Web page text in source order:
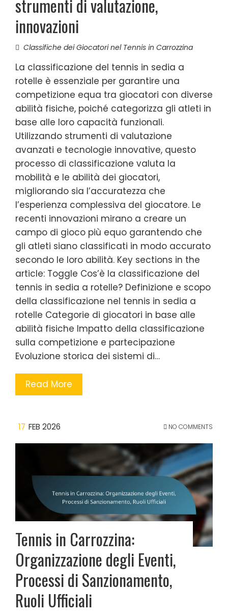
strumenti di valutazione,
innovazioni
Classifiche dei Giocatori nel Tennis in Carrozzina
La classificazione del tennis in sedia a
rotelle è essenziale per garantire una
competizione equa tra giocatori con diverse
abilità fisiche, poiché categorizza gli atleti in
base alle loro capacità funzionali.
Utilizzando strumenti di valutazione
avanzati e tecnologie innovative, questo
processo di classificazione valuta la
mobilità e le abilità dei giocatori,
migliorando sia l’accuratezza che
l’esperienza complessiva del giocatore. Le
recenti innovazioni mirano a creare un
campo di gioco più equo garantendo che
gli atleti siano classificati in modo accurato
secondo le loro abilità. Key sections in the
article: Toggle Cos’è la classificazione del
tennis in sedia a rotelle? Definizione e scopo
della classificazione nel tennis in sedia a
rotelle Categorie di giocatori in base alle
abilità fisiche Impatto della classificazione
sulla competizione e partecipazione
Evoluzione storica dei sistemi di…
Read More
17 FEB 2026 NO COMMENTS
Tennis in Carrozzina:
Organizzazione degli Eventi,
Processi di Sanzionamento,
Ruoli Ufficiali